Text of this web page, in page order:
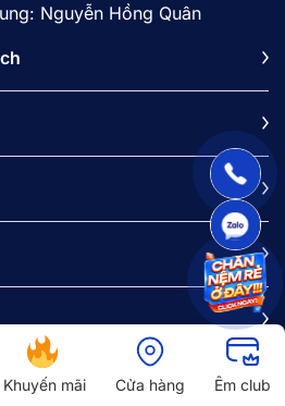
Khuyến mãi Cửa hàng Êm club
Nguyễn Hồng Quân
30D Kim Mã Thượng, phường Ngọc